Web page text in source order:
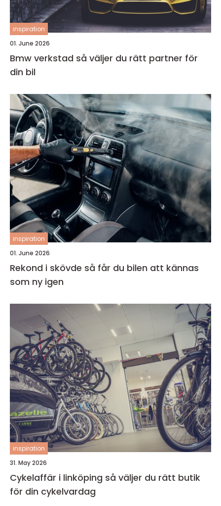
inspiration
01. June 2026
Bmw verkstad så väljer du rätt partner för
din bil
inspiration
01. June 2026
Rekond i skövde så får du bilen att kännas
som ny igen
inspiration
31. May 2026
Cykelaffär i linköping så väljer du rätt butik
för din cykelvardag